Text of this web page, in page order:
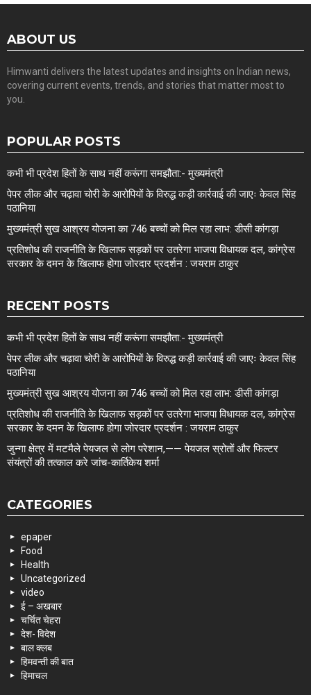
ABOUT US
Himwanti delivers the latest updates and insights on Indian news,
covering current events, trends, and stories that matter most to
you.
POPULAR POSTS
कभी भी प्रदेश हितों के साथ नहीं करूंगा समझौता:- मुख्यमंत्री
पेपर लीक और चढ़ावा चोरी के आरोपियों के विरुद्ध कड़ी कार्रवाई की जाएः केवल सिंह
पठानिया
मुख्यमंत्री सुख आश्रय योजना का 746 बच्चों को मिल रहा लाभ: डीसी कांगड़ा
प्रतिशोध की राजनीति के खिलाफ सड़कों पर उतरेगा भाजपा विधायक दल, कांग्रेस
सरकार के दमन के खिलाफ होगा जोरदार प्रदर्शन : जयराम ठाकुर
RECENT POSTS
कभी भी प्रदेश हितों के साथ नहीं करूंगा समझौता:- मुख्यमंत्री
पेपर लीक और चढ़ावा चोरी के आरोपियों के विरुद्ध कड़ी कार्रवाई की जाएः केवल सिंह
पठानिया
मुख्यमंत्री सुख आश्रय योजना का 746 बच्चों को मिल रहा लाभ: डीसी कांगड़ा
प्रतिशोध की राजनीति के खिलाफ सड़कों पर उतरेगा भाजपा विधायक दल, कांग्रेस
सरकार के दमन के खिलाफ होगा जोरदार प्रदर्शन : जयराम ठाकुर
जुन्गा क्षेत्र में मटमैले पेयजल से लोग परेशान,—— पेयजल स्रोतों और फिल्टर
संयंत्रों की तत्काल करे जांच-कार्तिकेय शर्मा
CATEGORIES
epaper
Food
Health
Uncategorized
video
ई – अखबार
चर्चित चेहरा
देश- विदेश
बाल क्लब
हिमवन्ती की बात
हिमाचल